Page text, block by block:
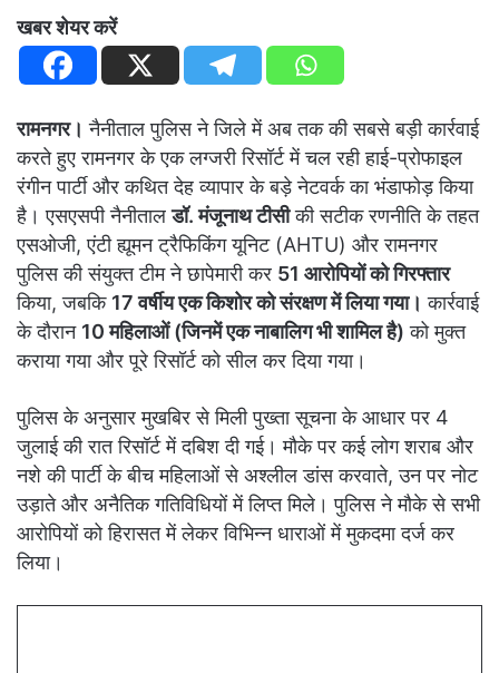
खबर शेयर करें
रामनगर। नैनीताल पुलिस ने जिले में अब तक की सबसे बड़ी कार्रवाई
करते हुए रामनगर के एक लग्जरी रिसॉर्ट में चल रही हाई-प्रोफाइल
रंगीन पार्टी और कथित देह व्यापार के बड़े नेटवर्क का भंडाफोड़ किया
है। एसएसपी नैनीतालडॉ. मंजूनाथ टीसीकी सटीक रणनीति के तहत
एसओजी, एंटी ह्यूमन ट्रैफिकिंग यूनिट (AHTU) और रामनगर
पुलिस की संयुक्त टीम ने छापेमारी कर 51 आरोपियों को गिरफ्तार
किया, जबकि 17 वर्षीय एक किशोर को संरक्षण में लिया गया। कार्रवाई
के दौरान 10 महिलाओं (जिनमें एक नाबालिग भी शामिल है) को मुक्त
कराया गया और पूरे रिसॉर्ट को सील कर दिया गया।
पुलिस के अनुसार मुखबिर से मिली पुख्ता सूचना के आधार पर 4
जुलाई की रात रिसॉर्ट में दबिश दी गई। मौके पर कई लोग शराब और
नशे की पार्टी के बीच महिलाओं से अश्लील डांस करवाते, उन पर नोट
उड़ाते और अनैतिक गतिविधियों में लिप्त मिले। पुलिस ने मौके से सभी
आरोपियों को हिरासत में लेकर विभिन्न धाराओं में मुकदमा दर्ज कर
लिया।